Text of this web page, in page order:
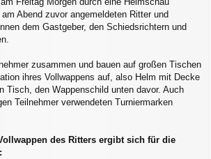
Abend zuvor angemeldeten Ritter und
dem Gastgeber, den Schiedsrichtern und
zusammen und bauen auf großen Tischen
ihres Vollwappens auf, also Helm mit Decke
Tisch, den Wappenschild unten davor. Auch
Teilnehmer verwendeten Turniermarken
des Ritters ergibt sich für die